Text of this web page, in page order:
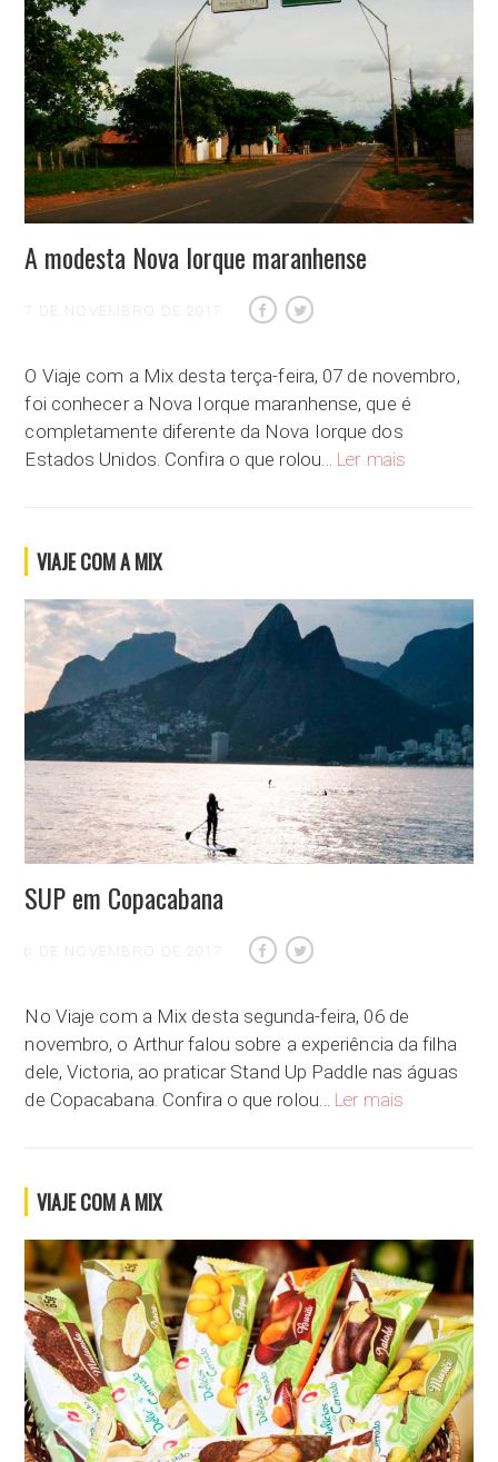
A modesta Nova Iorque maranhense
7 DE NOVEMBRO DE 2017
O Viaje com a Mix desta terça-feira, 07 de novembro,
foi conhecer a Nova Iorque maranhense, que é
completamente diferente da Nova Iorque dos
Estados Unidos. Confira o que rolou… Ler mais
VIAJE COM A MIX
SUP em Copacabana
6 DE NOVEMBRO DE 2017
No Viaje com a Mix desta segunda-feira, 06 de
novembro, o Arthur falou sobre a experiência da filha
dele, Victoria, ao praticar Stand Up Paddle nas águas
de Copacabana. Confira o que rolou… Ler mais
VIAJE COM A MIX